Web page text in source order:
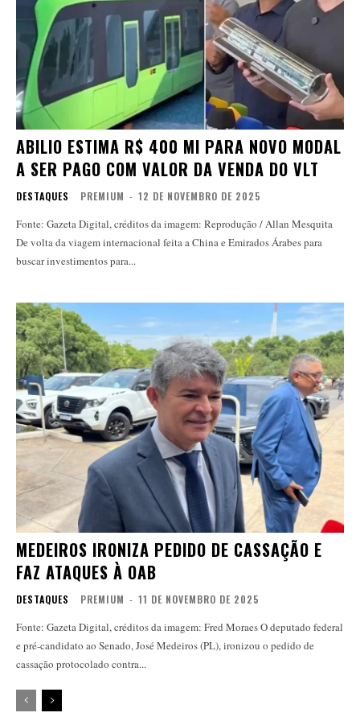
ABILIO ESTIMA R$ 400 MI PARA NOVO MODAL
A SER PAGO COM VALOR DA VENDA DO VLT
DESTAQUES PREMIUM - 12 DE NOVEMBRO DE 2025
Fonte: Gazeta Digital, créditos da imagem: Reprodução / Allan Mesquita
De volta da viagem internacional feita a China e Emirados Árabes para
buscar investimentos para...
MEDEIROS IRONIZA PEDIDO DE CASSAÇÃO E
FAZ ATAQUES À OAB
DESTAQUES PREMIUM - 11 DE NOVEMBRO DE 2025
Fonte: Gazeta Digital, créditos da imagem: Fred Moraes O deputado federal
e pré-candidato ao Senado, José Medeiros (PL), ironizou o pedido de
cassação protocolado contra...